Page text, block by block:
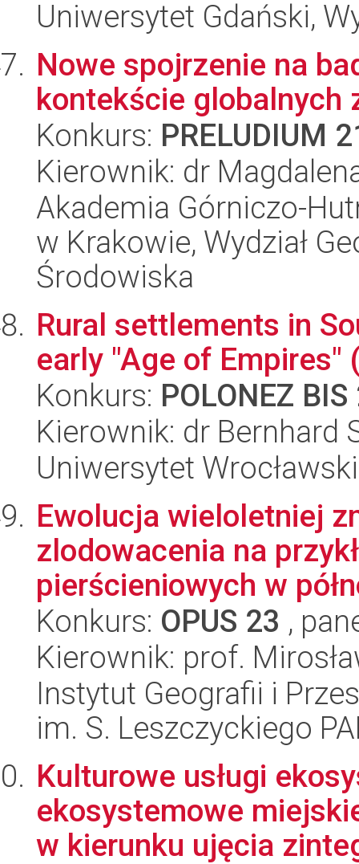
Uniwersytet Gdański,
Nowe spojrzenie na
kontekście globalnych
Konkurs: PRELUDIUM
Kierownik: dr
Akademia Górniczo-
w Krakowie, Wydział
Środowiska
Rural settlements in
early "Age of Empires"
Konkurs: POLONEZ BIS
Kierownik: dr Bernhard
Uniwersytet Wrocławski
Ewolucja wieloletniej
zlodowacenia na
pierścieniowych w
Konkurs: OPUS 23 ,
Kierownik: prof.
Instytut Geografii i
im. S. Leszczyckiego
Kulturowe usługi
ekosystemowe
w kierunku ujęcia